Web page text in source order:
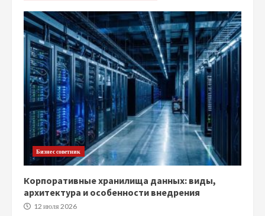
Бизнес советник
Корпоративные хранилища данных: виды,
архитектура и особенности внедрения
12 июля 2026